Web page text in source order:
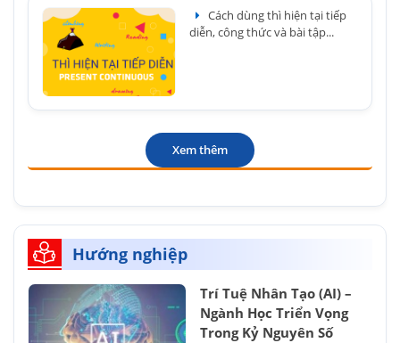
Cách dùng thì hiện tại tiếp
diễn, công thức và bài tập...
Xem thêm
Hướng nghiệp
Trí Tuệ Nhân Tạo (AI) –
Ngành Học Triển Vọng
Trong Kỷ Nguyên Số